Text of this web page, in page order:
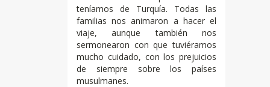
teníamos de Turquía. Todas las
familias nos animaron a hacer el
viaje, aunque también nos
sermonearon con que tuviéramos
mucho cuidado, con los prejuicios
de siempre sobre los países
musulmanes.